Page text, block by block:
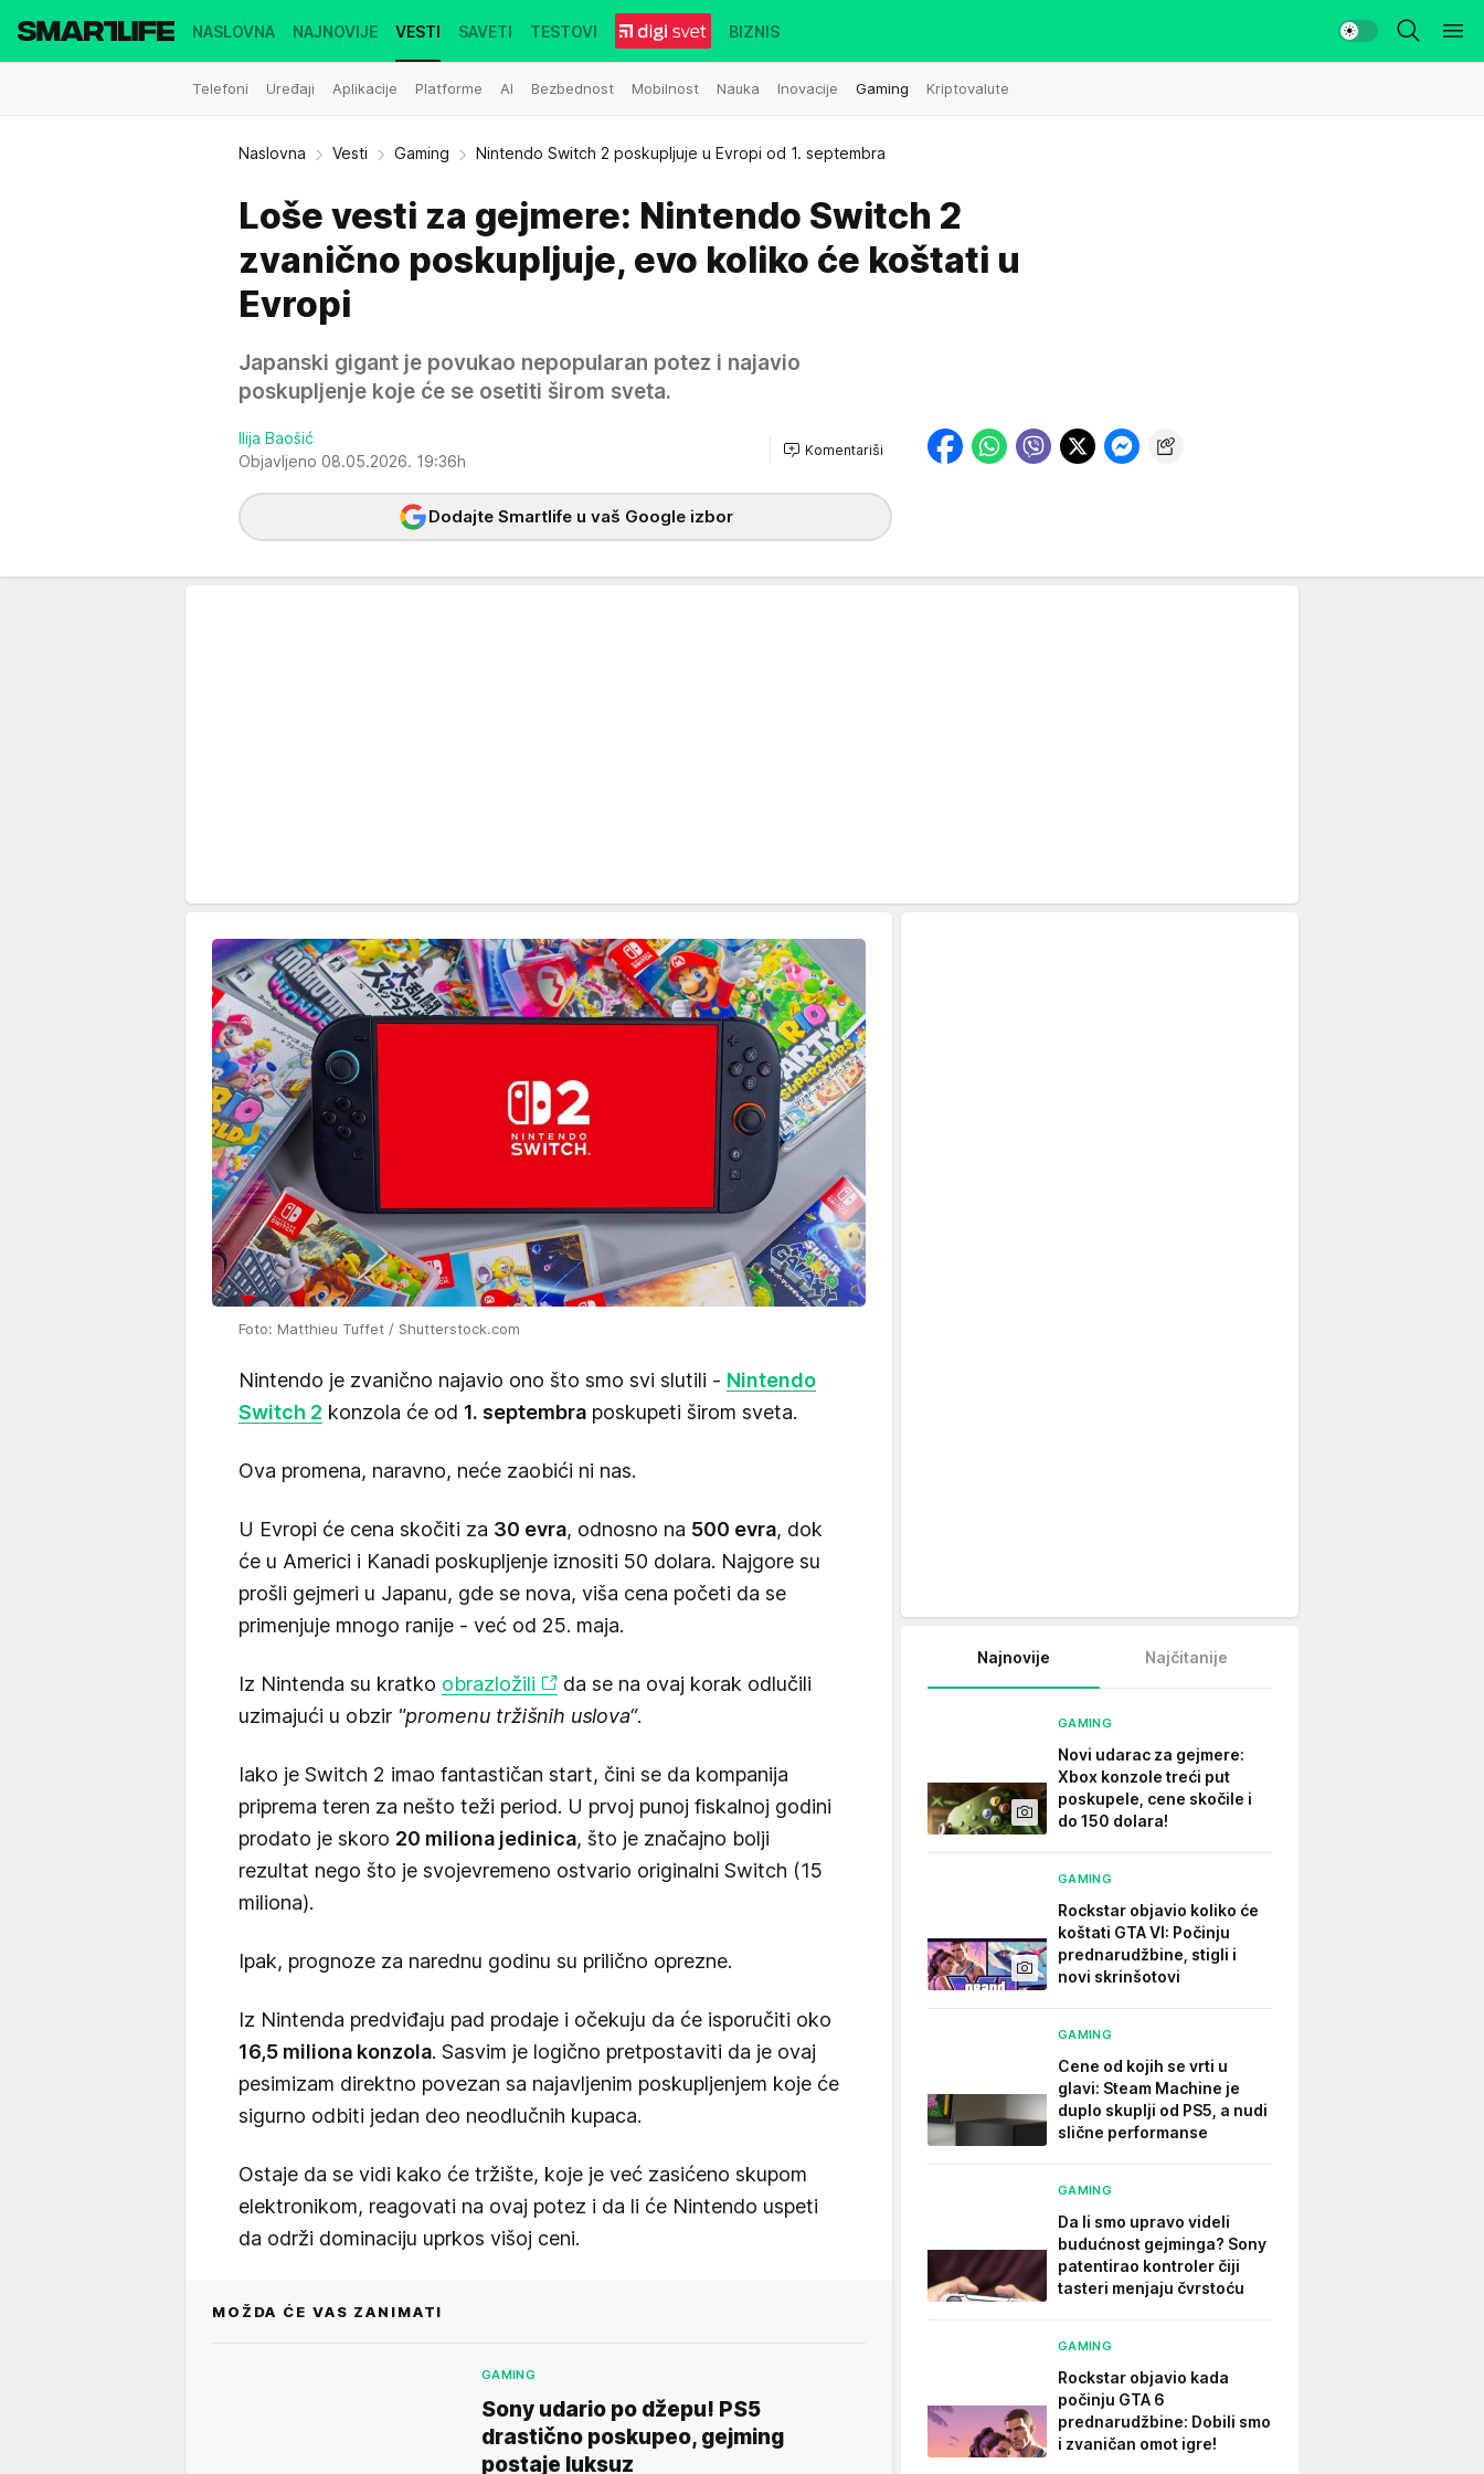
NASLOVNA NAJNOVIJE VESTI
Telefoni Uređaji Aplikacije Platforme AI Bezbednost Mobilnost Nauka Inovacije Gaming Kriptovalute
SAVETI TESTOVI BIZNIS
Naslovna Vesti Gaming Nintendo Switch 2 poskupljuje u Evropi od 1. septembra
Loše vesti za gejmere: Nintendo Switch 2
zvanično poskupljuje, evo koliko će koštati u
Evropi
Japanski gigant je povukao nepopularan potez i najavio
poskupljenje koje će se osetiti širom sveta.
Ilija Baošić
Objavljeno 08.05.2026. 19:36h
Komentariši
Dodajte Smartlife u vaš Google izbor
Foto: Matthieu Tuffet / Shutterstock.com
Nintendo je zvanično najavio ono što smo svi slutili - Nintendo
Switch 2 konzola će od 1. septembra poskupeti širom sveta.
Ova promena, naravno, neće zaobići ni nas.
U Evropi će cena skočiti za 30 evra, odnosno na 500 evra, dok
će u Americi i Kanadi poskupljenje iznositi 50 dolara. Najgore su
prošli gejmeri u Japanu, gde se nova, viša cena početi da se
primenjuje mnogo ranije - već od 25. maja.
Iz Nintenda su kratko obrazložili
da se na ovaj korak odlučili
uzimajući u obzir "promenu tržišnih uslova“.
Iako je Switch 2 imao fantastičan start, čini se da kompanija
priprema teren za nešto teži period. U prvoj punoj fiskalnoj godini
prodato je skoro 20 miliona jedinica, što je značajno bolji
rezultat nego što je svojevremeno ostvario originalni Switch (15
miliona).
Ipak, prognoze za narednu godinu su prilično oprezne.
Iz Nintenda predviđaju pad prodaje i očekuju da će isporučiti oko
16,5 miliona konzola. Sasvim je logično pretpostaviti da je ovaj
pesimizam direktno povezan sa najavljenim poskupljenjem koje će
sigurno odbiti jedan deo neodlučnih kupaca.
Ostaje da se vidi kako će tržište, koje je već zasićeno skupom
elektronikom, reagovati na ovaj potez i da li će Nintendo uspeti
da održi dominaciju uprkos višoj ceni.
MOŽDA ĆE VAS ZANIMATI
GAMING
Sony udario po džepu! PS5
drastično poskupeo, gejming
postaje luksuz
Najnovije Najčitanije
GAMING
Novi udarac za gejmere:
Xbox konzole treći put
poskupele, cene skočile i
do 150 dolara!
GAMING
Rockstar objavio koliko će
koštati GTA VI: Počinju
prednarudžbine, stigli i
novi skrinšotovi
GAMING
Cene od kojih se vrti u
glavi: Steam Machine je
duplo skuplji od PS5, a nudi
slične performanse
GAMING
Da li smo upravo videli
budućnost gejminga? Sony
patentirao kontroler čiji
tasteri menjaju čvrstoću
GAMING
Rockstar objavio kada
počinju GTA 6
prednarudžbine: Dobili smo
i zvaničan omot igre!